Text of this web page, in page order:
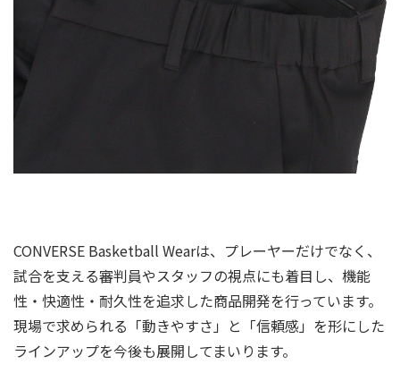
CONVERSE Basketball Wearは、プレーヤーだけでなく、
試合を支える審判員やスタッフの視点にも着目し、機能
性・快適性・耐久性を追求した商品開発を行っています。
現場で求められる「動きやすさ」と「信頼感」を形にした
ラインアップを今後も展開してまいります。